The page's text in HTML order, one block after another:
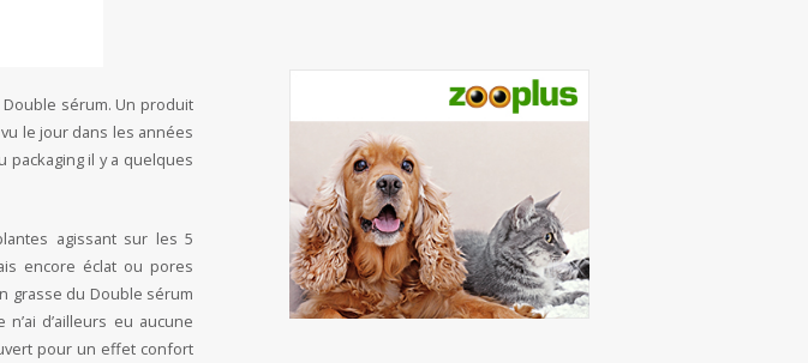
sérum. Un produit
le jour dans les années
il y a quelques
agissant sur les 5
encore éclat ou pores
grasse du Double sérum
d’ailleurs eu aucune
pour un effet confort